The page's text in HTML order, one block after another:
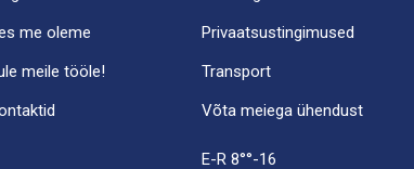
me oleme
meile tööle!
Privaatsustingimused
Transport
Võta meiega ühendust
E-R 8°°-16